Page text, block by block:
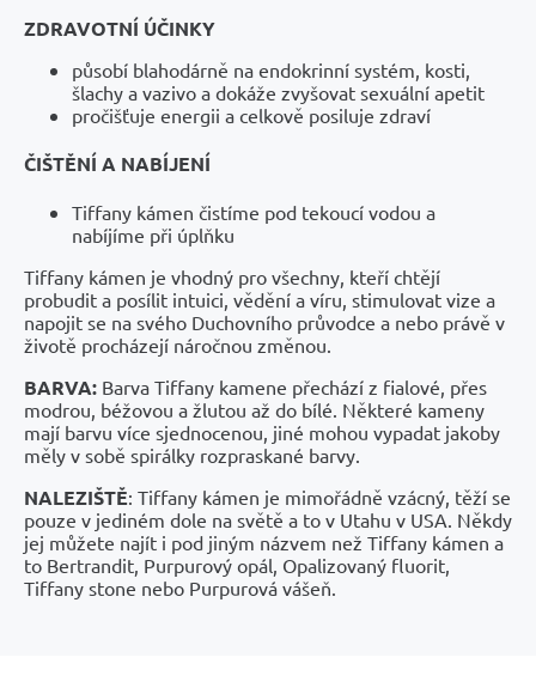
ZDRAVOTNÍ ÚČINKY
působí blahodárně na endokrinní systém, kosti,
šlachy a vazivo a dokáže zvyšovat sexuální apetit
pročišťuje energii a celkově posiluje zdraví
ČIŠTĚNÍ A NABÍJENÍ
Tiffany kámen čistíme pod tekoucí vodou a
nabíjíme při úplňku
Tiffany kámen je vhodný pro všechny, kteří chtějí
probudit a posílit intuici, vědění a víru, stimulovat vize a
napojit se na svého Duchovního průvodce a nebo právě v
životě procházejí náročnou změnou.
BARVA: Barva Tiffany kamene přechází z fialové, přes
modrou, béžovou a žlutou až do bílé. Některé kameny
mají barvu více sjednocenou, jiné mohou vypadat jakoby
měly v sobě spirálky rozpraskané barvy.
NALEZIŠTĚ: Tiffany kámen je mimořádně vzácný, těží se
pouze v jediném dole na světě a to v Utahu v USA. Někdy
jej můžete najít i pod jiným názvem než Tiffany kámen a
to Bertrandit, Purpurový opál, Opalizovaný fluorit,
Tiffany stone nebo Purpurová vášeň.